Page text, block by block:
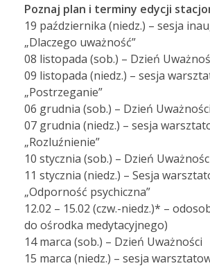
Poznaj plan i terminy edycji
19 października (niedz.) – sesja
„Dlaczego uważność”
08 listopada (sob.) – Dzień
09 listopada (niedz.) – sesja
„Postrzeganie”
06 grudnia (sob.) – Dzień Uważności
07 grudnia (niedz.) – sesja
„Rozluźnienie”
10 stycznia (sob.) – Dzień
11 stycznia (niedz.) – Sesja
„Odporność psychiczna”
12.02 – 15.02 (czw.-niedz.)* –
do ośrodka medytacyjnego)
14 marca (sob.) – Dzień Uważności
15 marca (niedz.) – sesja